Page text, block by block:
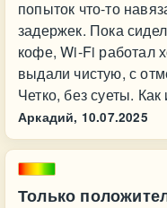
попыток что-то
задержек. Пока
кофе, Wi-Fi работал
выдали чистую, с
Четко, без суеты.
Аркадий, 10.07.2025
Только